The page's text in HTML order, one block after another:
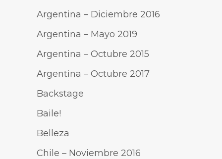
Argentina – Diciembre 2016
Argentina – Mayo 2019
Argentina – Octubre 2015
Argentina – Octubre 2017
Backstage
Baile!
Belleza
Chile – Noviembre 2016